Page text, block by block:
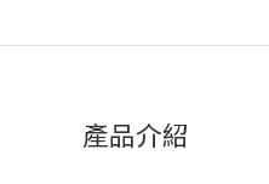
產品介紹